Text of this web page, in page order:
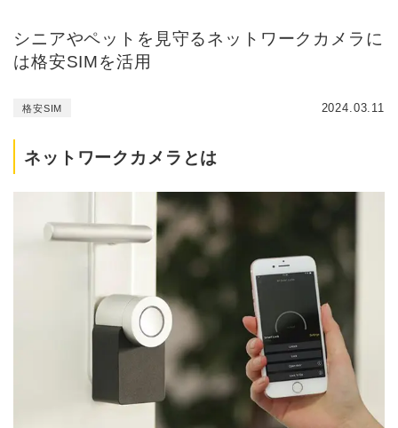
シニアやペットを見守るネットワークカメラに
は格安SIMを活用
格安SIM 2024.03.11
ネットワークカメラとは